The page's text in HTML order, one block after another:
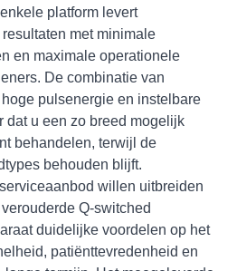
platform levert
met minimale
en maximale operationele
De combinatie van
pulsenergie en instelbare
dat u een zo breed mogelijk
behandelen, terwijl de
behouden blijft.
willen uitbreiden
Q-switched
duidelijke voordelen op het
patiënttevredenheid en